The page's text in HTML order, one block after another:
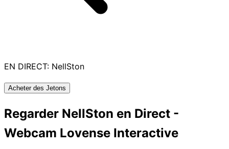
EN DIRECT: NellSton
Acheter des Jetons
Regarder NellSton en Direct -
Webcam Lovense Interactive